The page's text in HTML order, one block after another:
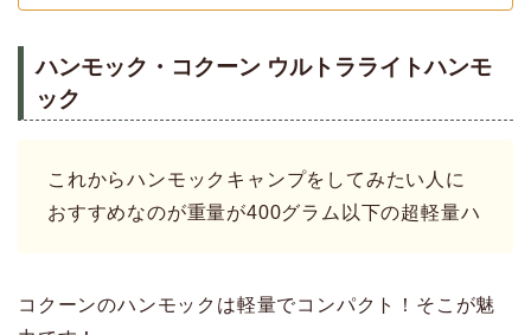
ハンモック・コクーン ウルトラライトハンモ
ック
これからハンモックキャンプをしてみたい人に
おすすめなのが重量が400グラム以下の超軽量ハ
コクーンのハンモックは軽量でコンパクト！そこが魅